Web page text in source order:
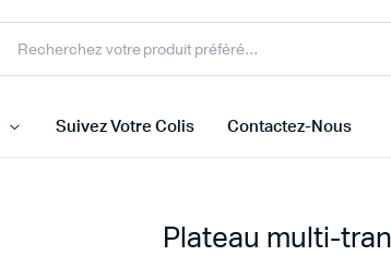
Suivez Votre Colis Contactez-Nous
Plateau multi-